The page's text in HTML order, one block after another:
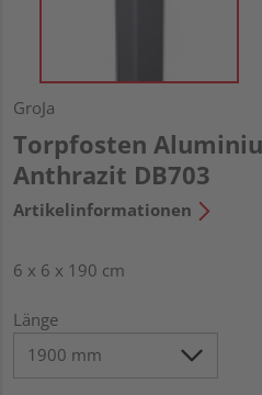
GroJa
Torpfosten
Anthrazit DB703
Artikelinformationen
6 x 6 x 190 cm
Länge